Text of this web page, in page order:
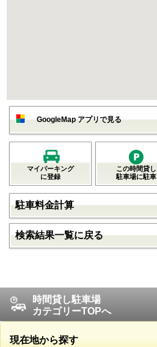
GoogleMap アプリで見る
マイパーキング
に登録
この時間貸し
駐車場に駐車
駐車料金計算
検索結果一覧に戻る
時間貸し駐車場
カテゴリーTOPへ
現在地から探す